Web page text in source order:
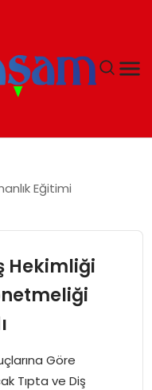
Eğitimi
Hekimliği
Göre
Tıpta ve Diş